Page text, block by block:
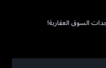
السوق العقارية!